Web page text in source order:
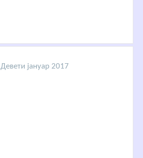
Девети јануар 2017